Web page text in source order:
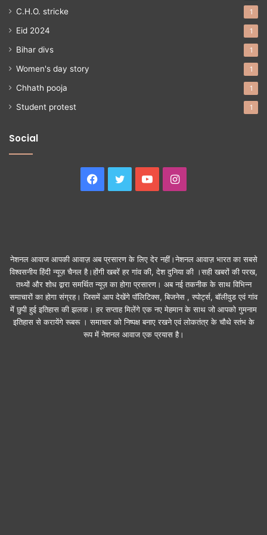
C.H.O. stricke 1
Eid 2024 1
Bihar divs 1
Women's day story 1
Chhath pooja 1
Student protest 1
Social
Facebook
Twitter YouTubeInstagram
नेशनल आवाज आपकी आवाज़ अब प्रसारण के लिए देर नहीं।नेशनल आवाज़ भारत का सबसे
विश्वसनीय हिंदी न्यूज़ चैनल है।होंगी खबरें हर गांव की, देश दुनिया की ।सही खबरों की परख,
तथ्यों और शोध द्वारा समर्थित न्यूज़ का होगा प्रसारण। अब नई तकनीक के साथ विभिन्न
समाचारों का होगा संग्रह। जिसमें आप देखेंगे पॉलिटिक्स, बिजनेस , स्पोर्ट्स, बॉलीवुड एवं गांव
में छुपी हुई इतिहास की झलक। हर सप्ताह मिलेंगे एक नए मेहमान के साथ जो आपको गुमनाम
इतिहास से करायेंगे रूबरू । समाचार को निष्पक्ष बनाए रखने एवं लोकतंत्र के चौथे स्तंभ के
रूप में नेशनल आवाज एक प्रयास है।